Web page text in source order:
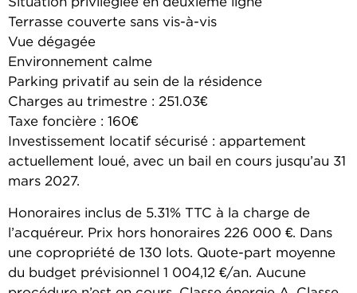
Situation privilégiée en deuxième ligne
Terrasse couverte sans vis-à-vis
Vue dégagée
Environnement calme
Parking privatif au sein de la résidence
Charges au trimestre : 251.03€
Taxe foncière : 160€
Investissement locatif sécurisé : appartement
actuellement loué, avec un bail en cours jusqu’au 31
mars 2027.
Honoraires inclus de 5.31% TTC à la charge de
l’acquéreur. Prix hors honoraires 226 000 €. Dans
une copropriété de 130 lots. Quote-part moyenne
du budget prévisionnel 1 004,12 €/an. Aucune